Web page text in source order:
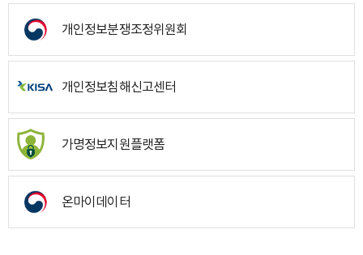
개인정보분쟁조정위원회
개인정보침해신고센터
가명정보지원플랫폼
온마이데이터